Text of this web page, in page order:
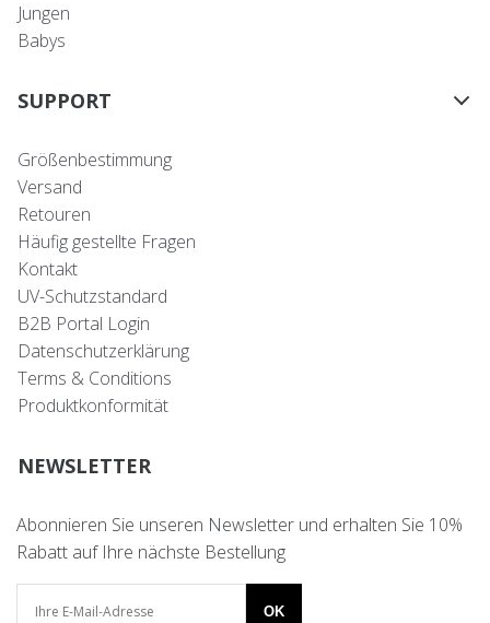
Jungen
Babys
SUPPORT
Größenbestimmung
Versand
Retouren
Häufig gestellte Fragen
Kontakt
UV-Schutzstandard
B2B Portal Login
Datenschutzerklärung
Terms & Conditions
Produktkonformität
NEWSLETTER
Abonnieren Sie unseren Newsletter und erhalten Sie 10%
Rabatt auf Ihre nächste Bestellung
OK